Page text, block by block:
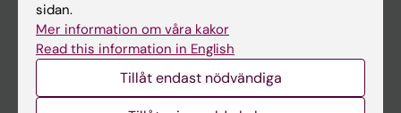
Schema
Studentmejlen
Kurs- och programwebbar
Student på KI
sidan.
Mer information om våra kakor
Read this information in English
Tillåt endast nödvändiga